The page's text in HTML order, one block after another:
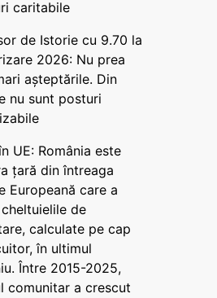
caritabile
de Istorie cu 9.70 la
2026: Nu prea
așteptările. Din
nu sunt posturi
UE: România este
țară din întreaga
Europeană care a
de
calculate pe cap
în ultimul
Între 2015-2025,
comunitar a crescut